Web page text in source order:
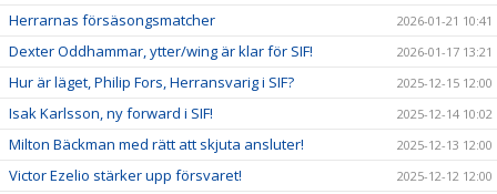
Herrarnas försäsongsmatcher 2026-01-21 10:41
Dexter Oddhammar, ytter/wing är klar för SIF! 2026-01-17 13:21
Hur är läget, Philip Fors, Herransvarig i SIF? 2025-12-15 12:00
Isak Karlsson, ny forward i SIF! 2025-12-14 10:02
Milton Bäckman med rätt att skjuta ansluter! 2025-12-13 12:00
Victor Ezelio stärker upp försvaret! 2025-12-12 12:00